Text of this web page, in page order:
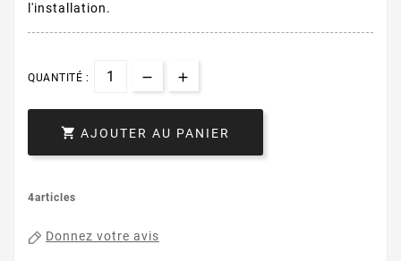
l'installation.
QUANTITÉ :
 AJOUTER AU PANIER
4articles
Donnez votre avis